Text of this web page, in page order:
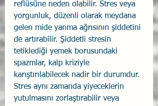
reflüsüne neden olabilir. Stres veya
yorgunluk, düzenli olarak meydana
gelen mide yanma ağrısının şiddetini
de artırabilir. Şiddetli stresin
tetiklediği yemek borusundaki
spazmlar, kalp kriziyle
karıştırılabilecek nadir bir durumdur.
Stres aynı zamanda yiyeceklerin
yutulmasını zorlaştırabilir veya